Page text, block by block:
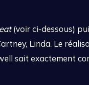
(voir ci-dessous)
Linda. Le
sait exactement